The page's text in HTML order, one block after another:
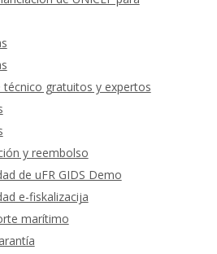
técnico gratuitos y expertos
y reembolso
de uFR GIDS Demo
e-fiskalizacija
marítimo